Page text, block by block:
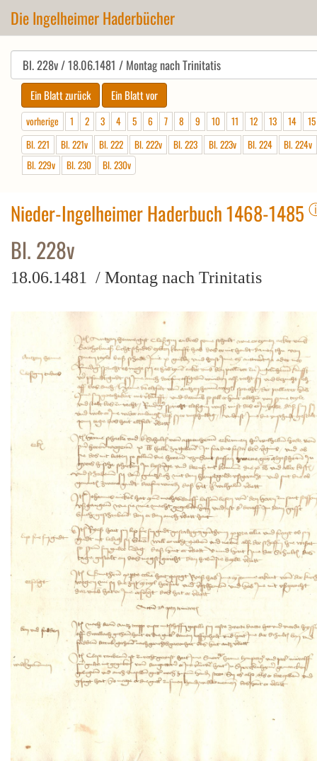
Die Ingelheimer Haderbücher
vorherige 1 2 3 4 5 6 7 8 9 10 11 12 13 14
15
Bl. 221
Bl. 221v Bl. 222 Bl. 222v Bl. 223 Bl. 223v Bl. 224
Bl. 224v
Bl. 229v
Bl. 230 Bl. 230v
Nieder-Ingelheimer Haderbuch 1468-1485
Bl. 228v
18.06.1481 / Montag nach Trinitatis